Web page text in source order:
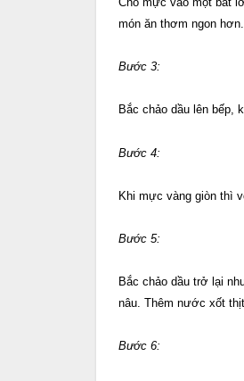
món ăn thơm ngon hơn.
Bước 3:
Bắc chảo dầu lên bếp,
Bước 4:
Khi mực vàng giòn thì
Bước 5:
Bắc chảo dầu trở lại
nâu. Thêm nước xốt
Bước 6: